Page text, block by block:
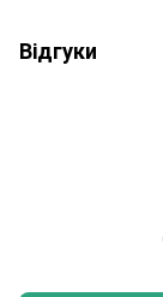
Відгуки